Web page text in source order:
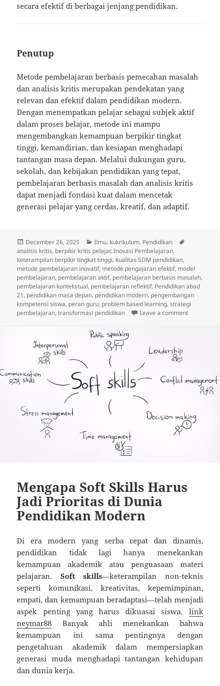
secara efektif di berbagai jenjang pendidikan.
Penutup
Metode pembelajaran berbasis pemecahan masalah
dan analisis kritis merupakan pendekatan yang
relevan dan efektif dalam pendidikan modern.
Dengan menempatkan pelajar sebagai subjek aktif
dalam proses belajar, metode ini mampu
mengembangkan kemampuan berpikir tingkat
tinggi, kemandirian, dan kesiapan menghadapi
tantangan masa depan. Melalui dukungan guru,
sekolah, dan kebijakan pendidikan yang tepat,
pembelajaran berbasis masalah dan analisis kritis
dapat menjadi fondasi kuat dalam mencetak
generasi pelajar yang cerdas, kreatif, dan adaptif.
Posted
on
December 26, 2025 Categories
Ilmu, kukrikulum, Pendidikan
analisis kritis, berpikir kritis pelajar,Inovasi Pembelajaran,
keterampilan berpikir tingkat tinggi, kualitas SDM pendidikan,
metode pembelajaran inovatif, metode pengajaran efektif, model
pembelajaran, pembelajaran aktif, pembelajaran berbasis masalah,
pembelajaran kontekstual, pembelajaran reflektif, Pendidikan abad
21, pendidikan masa depan, pendidikan modern, pengembangan
kompetensi siswa, peran guru, problem based learning,strategi
pembelajaran,transformasi pendidikan Leave a commenton Metode
Mengapa Soft Skills Harus
Jadi Prioritas di Dunia
Pendidikan Modern
Di era modern yang serba cepat dan dinamis,
pendidikan tidak lagi hanya menekankan
kemampuan akademik atau penguasaan materi
pelajaran. Soft skills—keterampilan non-teknis
seperti komunikasi, kreativitas, kepemimpinan,
empati, dan kemampuan beradaptasi—telah menjadi
aspek penting yang harus dikuasai siswa. link
neymar88 Banyak ahli menekankan bahwa
kemampuan ini sama pentingnya dengan
pengetahuan akademik dalam mempersiapkan
generasi muda menghadapi tantangan kehidupan
dan dunia kerja.